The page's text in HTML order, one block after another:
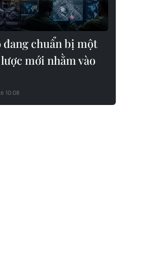
đang chuẩn bị một
mới nhằm vào
10:08